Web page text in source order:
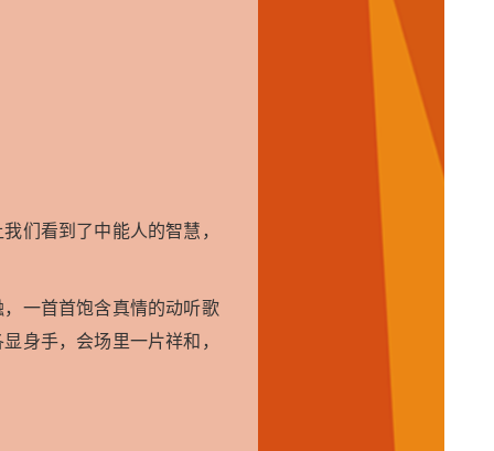
们看到了中能人的智慧，
一首首饱含真情的动听歌
身手，会场里一片祥和，